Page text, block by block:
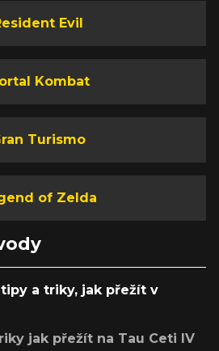
Evil
Kombat
Turismo
of Zelda
tipy a triky, jak přežít v
jak přežít na Tau Ceti IV